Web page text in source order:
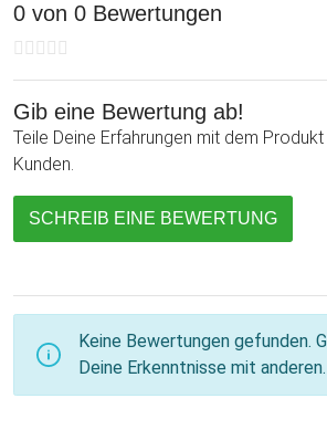
0 von 0 Bewertungen
Gib eine Bewertung ab!
Teile Deine Erfahrungen mit dem
Kunden.
SCHREIB EINE BEWERTUNG
Keine Bewertungen gefunden.
Deine Erkenntnisse mit anderen.